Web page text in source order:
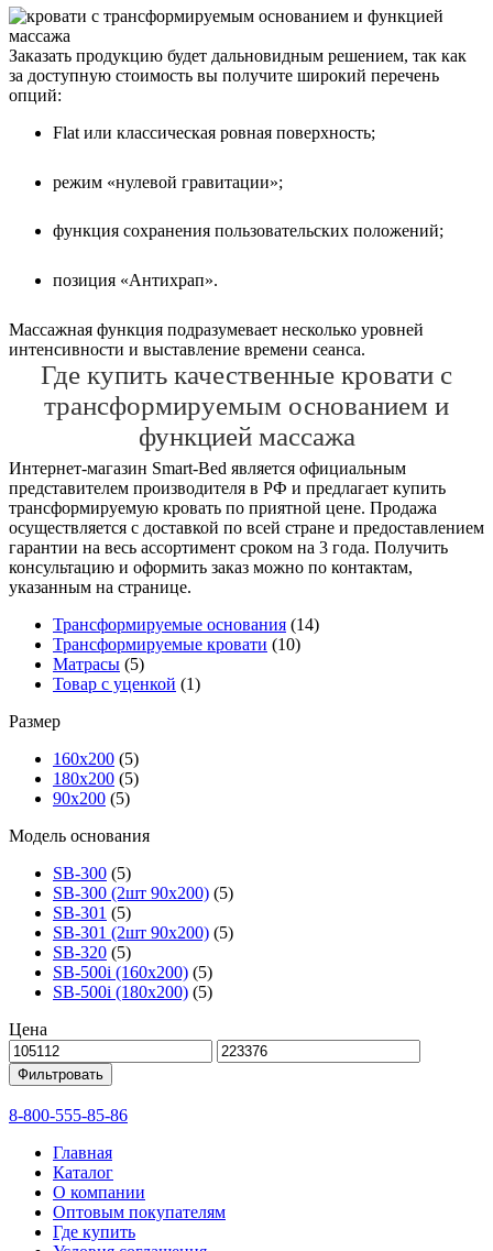
Заказать продукцию будет дальновидным решением, так как
за доступную стоимость вы получите широкий перечень
опций:
Flat или классическая ровная поверхность;
режим «нулевой гравитации»;
функция сохранения пользовательских положений;
позиция «Антихрап».
Массажная функция подразумевает несколько уровней
интенсивности и выставление времени сеанса.
Где купить качественные кровати с
трансформируемым основанием и
функцией массажа
Интернет-магазин Smart-Bed является официальным
представителем производителя в РФ и предлагает купить
трансформируемую кровать по приятной цене. Продажа
осуществляется с доставкой по всей стране и предоставлением
гарантии на весь ассортимент сроком на 3 года. Получить
консультацию и оформить заказ можно по контактам,
указанным на странице.
Трансформируемые основания (14)
Трансформируемые кровати (10)
Матрасы (5)
Товар с уценкой (1)
Размер
160х200 (5)
180х200 (5)
90х200 (5)
Модель основания
SB-300 (5)
SB-300 (2шт 90х200) (5)
SB-301 (5)
SB-301 (2шт 90х200) (5)
SB-320 (5)
SB-500i (160x200) (5)
SB-500i (180x200) (5)
Цена
Фильтровать
8-800-555-85-86
Главная
Каталог
О компании
Оптовым покупателям
Где купить